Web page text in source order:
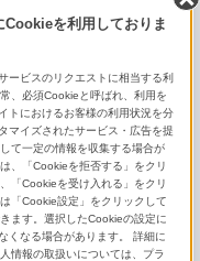
Cookieを利用しておりま
ービスのリクエストに相当する利
、必須Cookieと呼ばれ、利用を
トにおけるお客様の利用状況を分
マイズされたサービス・広告を提
て一定の情報を収集する場合が
、「Cookieを拒否する」をクリ
「Cookieを受け入れる」をクリ
「Cookie設定」をクリックして
ます。選択したCookieの設定に
くなる場合があります。 詳細に
情報の取扱いについては、プラ